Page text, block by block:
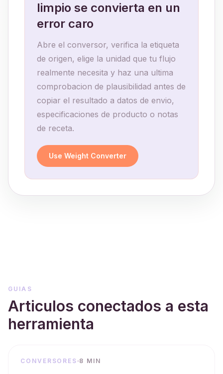
limpio se convierta en un
error caro
Abre el conversor, verifica la etiqueta
de origen, elige la unidad que tu flujo
realmente necesita y haz una ultima
comprobacion de plausibilidad antes de
copiar el resultado a datos de envio,
especificaciones de producto o notas
de receta.
Use Weight Converter
GUIAS
Articulos conectados a esta
herramienta
CONVERSORES 8 MIN